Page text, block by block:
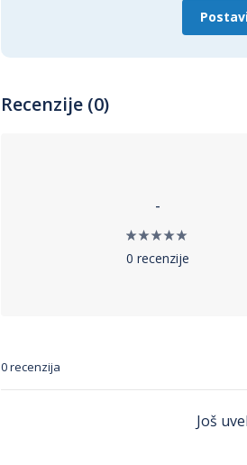
Recenzije (0)
-
0 recenzije
0 recenzija
Još